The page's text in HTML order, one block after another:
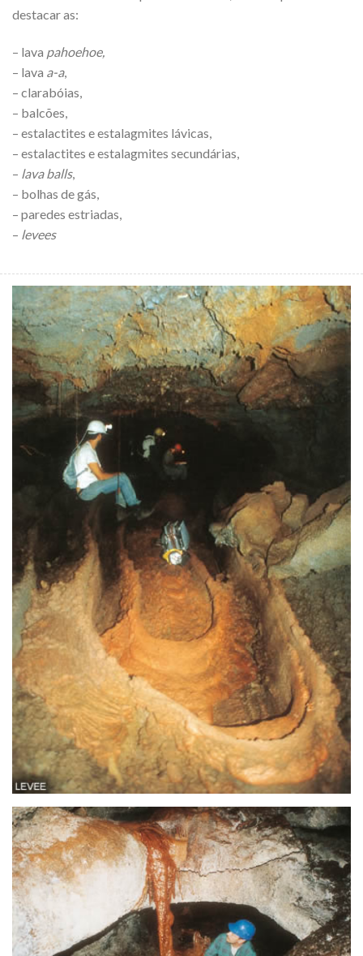
destacar as:
– lava pahoehoe,
– lava a-a,
– clarabóias,
– balcões,
– estalactites e estalagmites lávicas,
– estalactites e estalagmites secundárias,
– lava balls,
– bolhas de gás,
– paredes estriadas,
– levees